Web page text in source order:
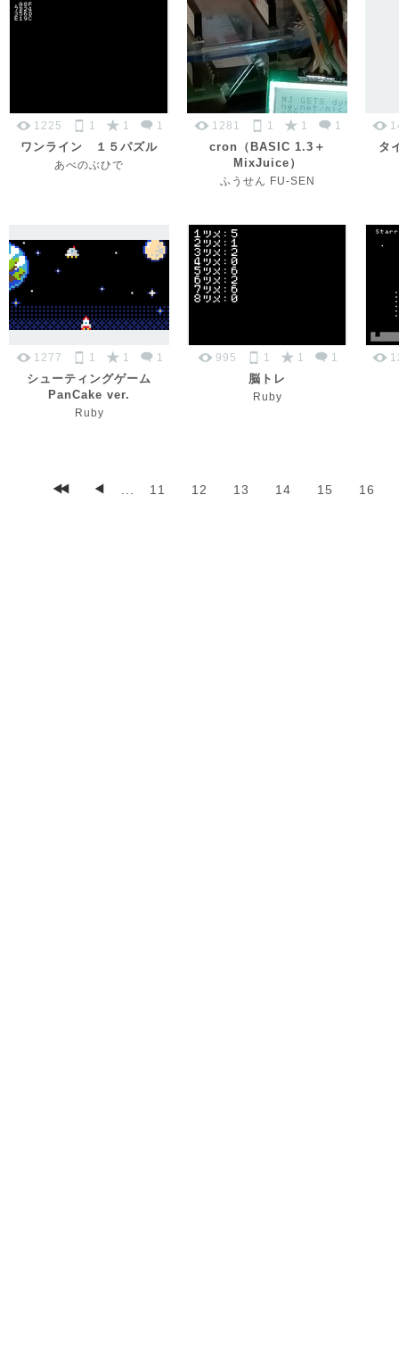
1225 1 1 1
ワンライン １５パズル
あべのぶひで
1281 1 1 1
cron（BASIC 1.3＋
MixJuice）
ふうせん FU-SEN
タ
1277 1 1 1
シューティングゲーム
PanCake ver.
Ruby
995 1 1 1
脳トレ
Ruby
11 12 13 14 15 16